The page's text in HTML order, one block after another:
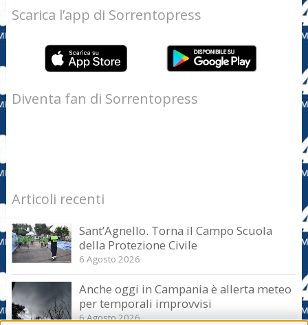
Scarica l’app di Sorrentopress
Diventa fan di Sorrentopress
Articoli recenti
Sant’Agnello. Torna il Campo Scuola
della Protezione Civile
6 Agosto 2026
Anche oggi in Campania è allerta meteo
per temporali improvvisi
6 Agosto 2026